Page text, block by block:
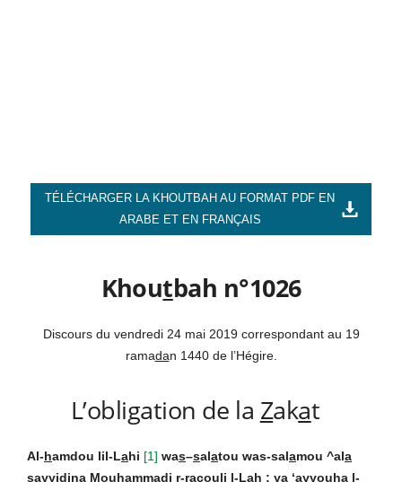
TÉLÉCHARGER LA KHOUTBAH AU FORMAT PDF EN
ARABE ET EN FRANÇAIS
Khoutbah n°1026
Discours du vendredi 24 mai 2019 correspondant au 19
ramadan 1440 de l’Hégire.
L’obligation de la Zakat
Al-hamdou lil-Lahi [1] was–salatou was-salamou ^ala
sayyidina Mouhammadi r-raçouli l-Lah ; ya ‘ayyouha l-